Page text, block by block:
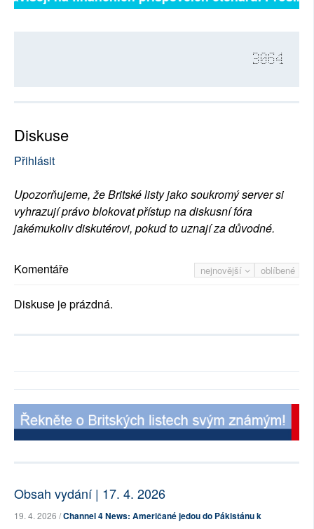
3064
Diskuse
Přihlásit
Upozorňujeme, že Britské listy jako soukromý server si
vyhrazují právo blokovat přístup na diskusní fóra
jakémukoliv diskutérovi, pokud to uznají za důvodné.
nejnovější oblíbené
Komentáře
Diskuse je prázdná.
Obsah vydání | 17. 4. 2026
19. 4. 2026 /Channel 4 News: Američané jedou do Pákistánu k